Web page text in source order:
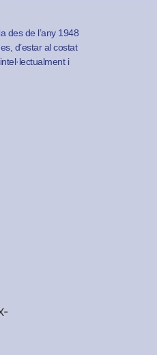
des de l’any 1948
d’estar al costat
i